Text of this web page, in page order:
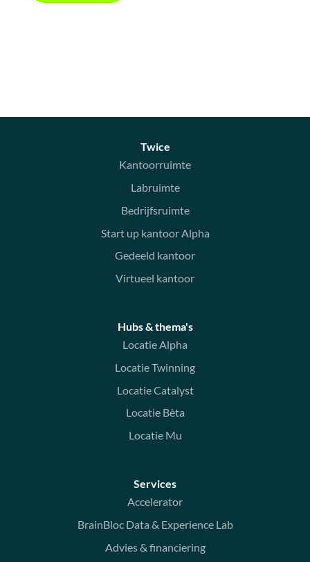
Twice
Kantoorruimte
Labruimte
Bedrijfsruimte
Start up kantoor Alpha
Gedeeld kantoor
Virtueel kantoor
Hubs & thema's
Locatie Alpha
Locatie Twinning
Locatie Catalyst
Locatie Bèta
Locatie Mu
Services
Accelerator
BrainBloc Data & Experience Lab
Advies & financiering